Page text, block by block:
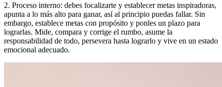
2. Proceso interno: debes focalizarte y establecer metas inspiradoras,
apunta a lo más alto para ganar, así al principio puedas fallar. Sin
embargo, establece metas con propósito y ponles un plazo para
lograrlas. Mide, compara y corrige el rumbo, asume la
responsabilidad de todo, persevera hasta lograrlo y vive en un estado
emocional adecuado.